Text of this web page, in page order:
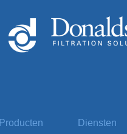
Producten Diensten